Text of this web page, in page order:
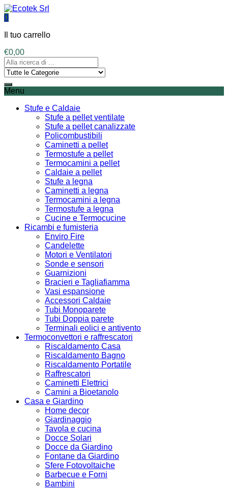
0
Il tuo carrello
€0,00
Menu
Stufe e Caldaie
Stufe a pellet ventilate
Stufe a pellet canalizzate
Policombustibili
Caminetti a pellet
Termostufe a pellet
Termocamini a pellet
Caldaie a pellet
Stufe a legna
Caminetti a legna
Termocamini a legna
Termostufe a legna
Cucine e Termocucine
Ricambi e fumisteria
Enviro Fire
Candelette
Motori e Ventilatori
Sonde e sensori
Guarnizioni
Bracieri e Tagliafiamma
Vasi espansione
Accessori Caldaie
Tubi Monoparete
Tubi Doppia parete
Terminali eolici e antivento
Termoconvettori e raffrescatori
Riscaldamento Casa
Riscaldamento Bagno
Riscaldamento Portatile
Raffrescatori
Caminetti Elettrici
Camini a Bioetanolo
Casa e Giardino
Home decor
Giardinaggio
Tavola e cucina
Docce Solari
Docce da Giardino
Fontane da Giardino
Sfere Fotovoltaiche
Barbecue e Forni
Bambini